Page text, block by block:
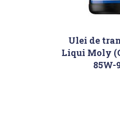
Ulei de
Liqui Moly
85W-